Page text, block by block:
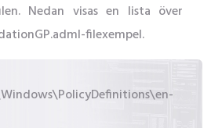
Nedan visas en lista över
filexempel.